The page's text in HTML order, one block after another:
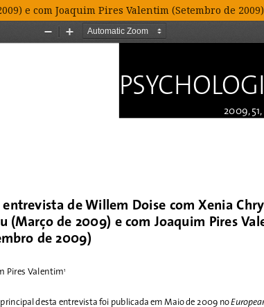
e com Joaquim Pires Valentim (Setembro de 2009)